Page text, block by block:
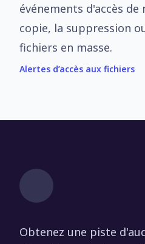
événements d'accès de
copie, la suppression
fichiers en masse.
Alertes d’accès aux fichiers
Obtenez une piste